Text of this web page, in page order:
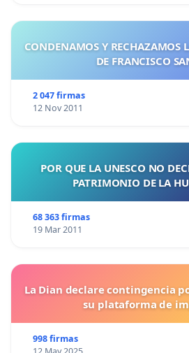
CONDENAMOS Y RECHAZAMOS
DE FRANCISCO
2 047 firmas
12 Nov 2011
POR QUE LA UNESCO NO
PATRIMONIO DE LA
68 363 firmas
19 Mar 2011
La Dian declare contingencia
su plataforma de
998 firmas